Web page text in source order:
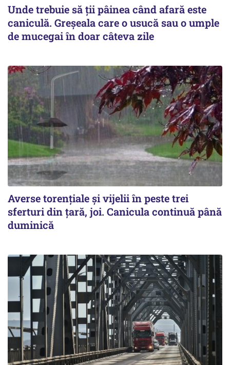
Unde trebuie să ții pâinea când afară este
caniculă. Greșeala care o usucă sau o umple
de mucegai în doar câteva zile
Averse torențiale și vijelii în peste trei
sferturi din țară, joi. Canicula continuă până
duminică